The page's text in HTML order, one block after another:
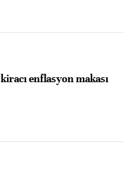
enflasyon makası